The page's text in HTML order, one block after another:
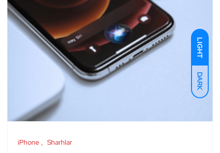
LIGHT
DARK
iPhone Sharhlar